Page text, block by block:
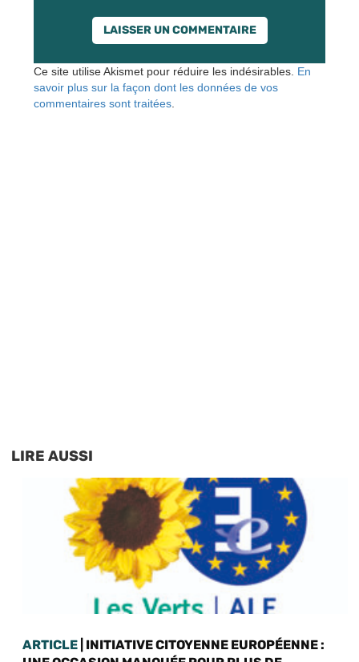
Ce site utilise Akismet pour réduire les indésirables. En
savoir plus sur la façon dont les données de vos
commentaires sont traitées
LIRE AUSSI
ARTICLE | INITIATIVE CITOYENNE EUROPÉENNE :